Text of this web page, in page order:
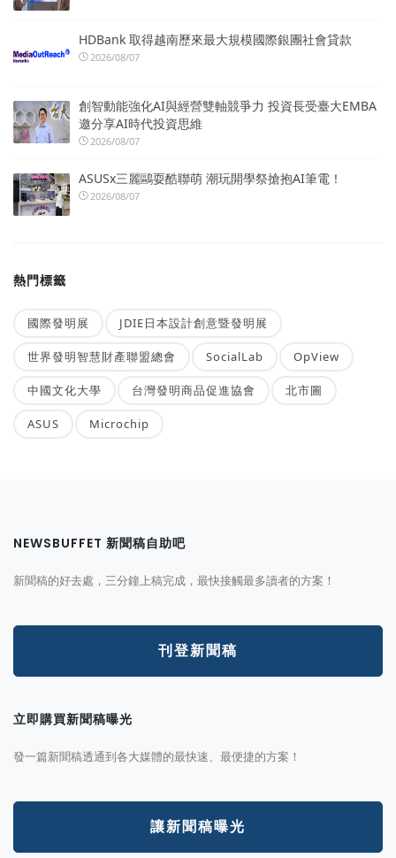
HDBank 取得越南歷來最大規模國際銀團社會貸款
2026/08/07
創智動能強化AI與經營雙軸競爭力 投資長受臺大EMBA
邀分享AI時代投資思維
2026/08/07
ASUSx三麗鷗耍酷聯萌 潮玩開學祭搶抱AI筆電！
2026/08/07
熱門標籤
國際發明展 JDIE日本設計創意暨發明展
世界發明智慧財產聯盟總會 SocialLab OpView
中國文化大學 台灣發明商品促進協會 北市圖
ASUS Microchip
NEWSBUFFET 新聞稿自助吧
新聞稿的好去處，三分鐘上稿完成，最快接觸最多讀者的方案！
刊登新聞稿
立即購買新聞稿曝光
發一篇新聞稿透通到各大媒體的最快速、最便捷的方案！
讓新聞稿曝光